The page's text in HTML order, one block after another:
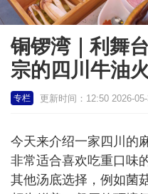
铜锣湾｜利舞
宗的四川牛油
专栏 更新时间：12:50 2026-
今天来介绍一家四川的
非常适合喜欢吃重口味
其他汤底选择，例如菌